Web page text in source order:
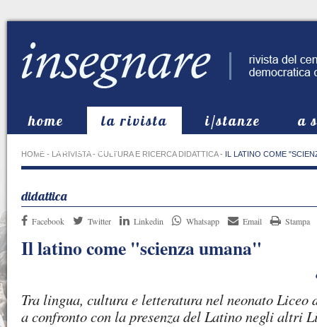
home la rivista i/stanze
a
in evidenza
HOME - LA RIVISTA- CULTURA E RICERCA DIDATTICA- IL LATINO COME
didattica
Facebook Twitter Linkedin Whatsapp Email Stampa
Il latino come "scienza umana"
Tra lingua, cultura e letteratura nel neonato Liceo
a confronto con la presenza del Latino negli altri